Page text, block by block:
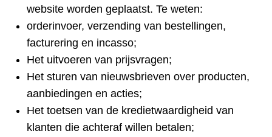
website worden geplaatst. Te weten:
orderinvoer, verzending van bestellingen,
facturering en incasso;
Het uitvoeren van prijsvragen;
Het sturen van nieuwsbrieven over producten,
aanbiedingen en acties;
Het toetsen van de kredietwaardigheid van
klanten die achteraf willen betalen;